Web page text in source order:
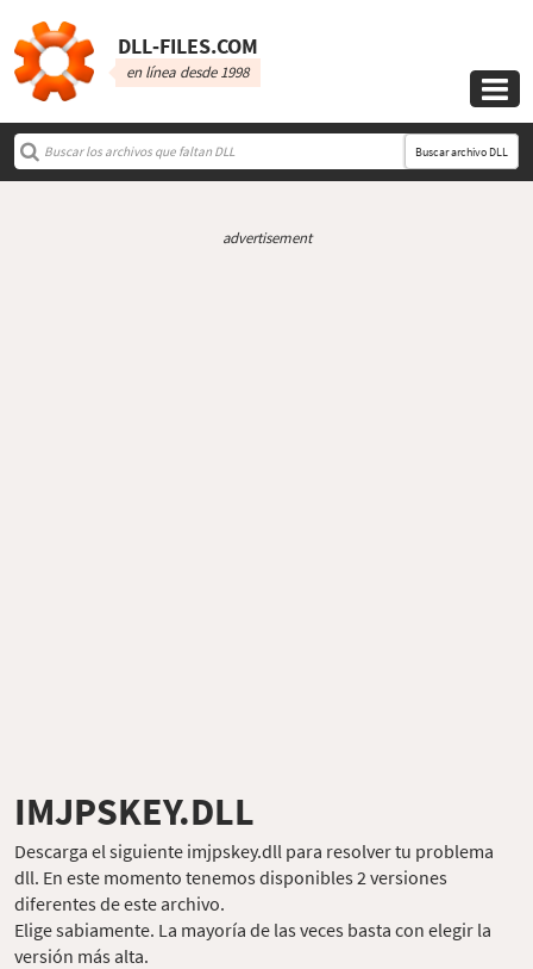
DLL‑FILES.COM
en línea desde 1998

Buscar archivo DLL
advertisement
IMJPSKEY.DLL
Descarga el siguiente imjpskey.dll para resolver tu problema
dll. En este momento tenemos disponibles 2 versiones
diferentes de este archivo.
Elige sabiamente. La mayoría de las veces basta con elegir la
versión más alta.